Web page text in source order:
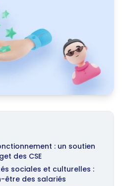
: un soutien
des CSE
sociales et culturelles :
être des salariés